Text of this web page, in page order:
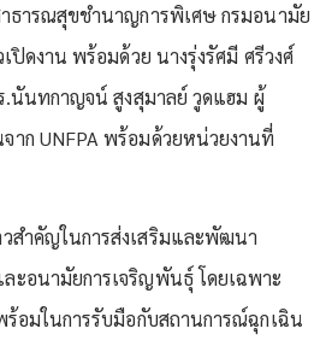
ธารณสุขชำนาญการพิเศษ กรมอนามัย
ปิดงาน พร้อมด้วย นางรุ่งรัศมี ศรีวงศ์
.นันทกาญจน์ สูงสุมาลย์ วูดแฮม ผู้
าก UNFPA พร้อมด้วยหน่วยงานที่
สำคัญในการส่งเสริมและพัฒนา
ะอนามัยการเจริญพันธุ์ โดยเฉพาะ
ร้อมในการรับมือกับสถานการณ์ฉุกเฉิน